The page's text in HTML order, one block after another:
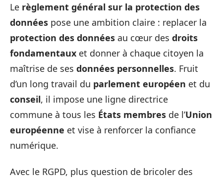
Le règlement général sur la protection des
données pose une ambition claire : replacer la
protection des données au cœur des droits
fondamentaux et donner à chaque citoyen la
maîtrise de ses données personnelles. Fruit
d’un long travail du parlement européen et du
conseil, il impose une ligne directrice
commune à tous les États membres de l’Union
européenne et vise à renforcer la confiance
numérique.
Avec le RGPD, plus question de bricoler des